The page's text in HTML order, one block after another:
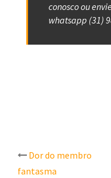
conosco ou
whatsapp (31)
Post
Dor do membro
fantasma